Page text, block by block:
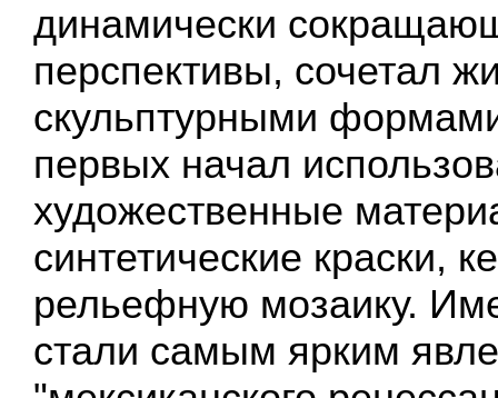
динамически
перспективы, сочетал
скульптурными
первых начал
художественные
синтетические краски,
рельефную мозаику.
стали самым ярким